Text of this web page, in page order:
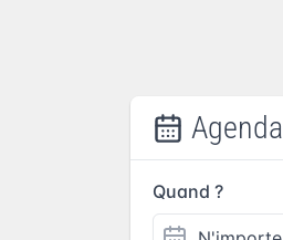
Agenda
Quand ?